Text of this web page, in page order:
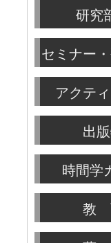
研究
セミナー
アクテ
出
時間学
教